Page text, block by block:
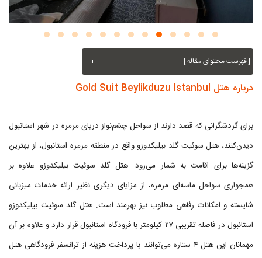
[ فهرست محتوای مقاله ] +
درباره هتل Gold Suit Beylikduzu Istanbul
برای گردشگرانی که قصد دارند از سواحل چشم‌نواز دریای مرمره در شهر استانبول
دیدن‌کنند، هتل سوئیت گلد بیلیکدوزو واقع در منطقه مرمره استانبول، از بهترین
گزینه‌ها برای اقامت به شمار می‌رود. هتل گلد سوئیت بیلیکدوزو علاوه بر
همجواری سواحل ماسه‌ای مرمره، از مزایای دیگری نظیر ارائه خدمات میزبانی
شایسته و امکانات رفاهی مطلوب نیز بهرمند است. هتل گلد سوئیت بیلیکدوزو
استانبول در فاصله تقریبی ۲۷ کیلومتر با فرودگاه استانبول قرار دارد و علاوه بر آن
مهمانان این هتل ۴ ستاره می‌توانند با پرداخت هزینه از ترانسفر فرودگاهی هتل